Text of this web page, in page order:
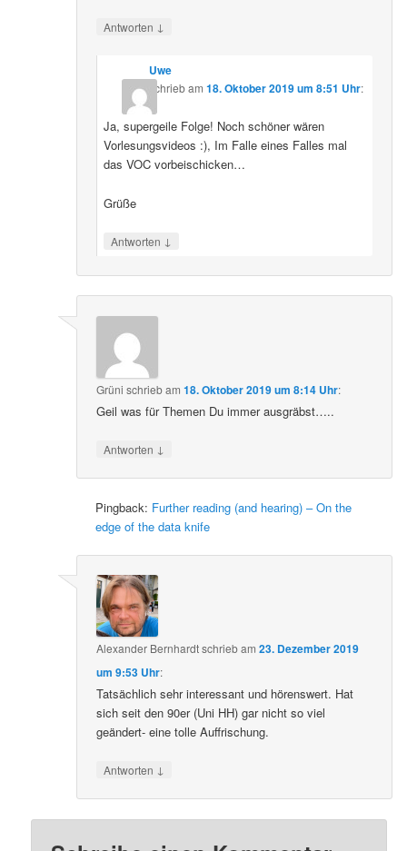
Antworten ↓
Uwe
schriebam 18. Oktober 2019 um 8:51 Uhr:
Ja, supergeile Folge! Noch schöner wären
Vorlesungsvideos :), Im Falle eines Falles mal
das VOC vorbeischicken…
Grüße
Antworten ↓
Grüni schriebam18. Oktober 2019 um 8:14 Uhr:
Geil was für Themen Du immer ausgräbst…..
Antworten ↓
Pingback: Further reading (and hearing) – On the
edge of the data knife
Alexander Bernhardtschriebam23. Dezember 2019
um 9:53 Uhr:
Tatsächlich sehr interessant und hörenswert. Hat
sich seit den 90er (Uni HH) gar nicht so viel
geändert- eine tolle Auffrischung.
Antworten ↓